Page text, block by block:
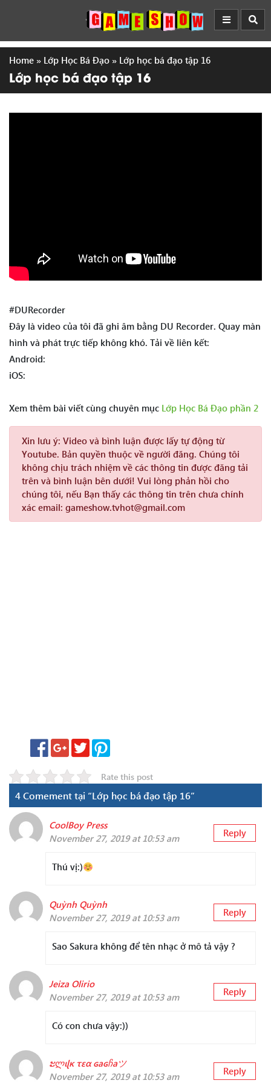
Home » Lớp Học Bá Đạo » Lớp học bá đạo tập 16
Lớp học bá đạo tập 16
#DURecorder
Đây là video của tôi đã ghi âm bằng DU Recorder. Quay màn
hình và phát trực tiếp không khó. Tải về liên kết:
Android:
iOS:
Xem thêm bài viết cùng chuyên mục Lớp Học Bá Đạo phần 2
Xin lưu ý: Video và bình luận được lấy tự động từ
Youtube. Bản quyền thuộc về người đăng. Chúng tôi
không chịu trách nhiệm về các thông tin được đăng tải
trên và bình luận bên dưới! Vui lòng phản hồi cho
chúng tôi, nếu Bạn thấy các thông tin trên chưa chính
xác email: gameshow.tvhot@gmail.com
Rate this post
4 Comement tại “Lớp học bá đạo tập 16”
CoolBoy Press
November 27, 2019 at 10:53 am
Reply
Thú vị:)
Quỳnh Quỳnh
November 27, 2019 at 10:53 am
Reply
Sao Sakura không để tên nhạc ở mô tả vậy ?
Jeiza Olirio
November 27, 2019 at 10:53 am
Reply
Có con chưa vậy:))
ະლιɭκ τεα ɢaɢჩaツ
November 27, 2019 at 10:53 am
Reply